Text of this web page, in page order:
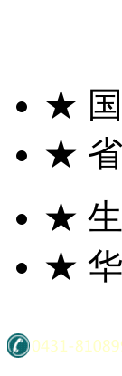
★
★
★
★